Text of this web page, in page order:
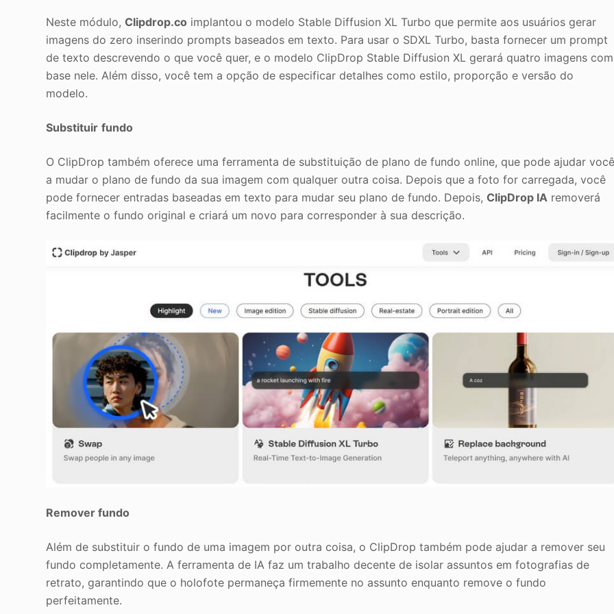
Neste módulo,Clipdrop.co implantou o modelo Stable Diffusion XL Turbo que permite aos usuários gerar
imagens do zero inserindo prompts baseados em texto. Para usar o SDXL Turbo, basta fornecer um prompt
de texto descrevendo o que você quer, e o modelo ClipDrop Stable Diffusion XL gerará quatro imagens com
base nele. Além disso, você tem a opção de especificar detalhes como estilo, proporção e versão do
modelo.
Substituir fundo
O ClipDrop também oferece uma ferramenta de substituição de plano de fundo online, que pode ajudar
a mudar o plano de fundo da sua imagem com qualquer outra coisa. Depois que a foto for carregada, você
pode fornecer entradas baseadas em texto para mudar seu plano de fundo. Depois,ClipDrop IA removerá
facilmente o fundo original e criará um novo para corresponder à sua descrição.
Remover fundo
Além de substituir o fundo de uma imagem por outra coisa, o ClipDrop também pode ajudar a remover seu
fundo completamente. A ferramenta de IA faz um trabalho decente de isolar assuntos em fotografias de
retrato, garantindo que o holofote permaneça firmemente no assunto enquanto remove o fundo
perfeitamente.